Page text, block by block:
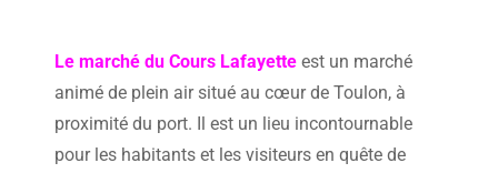
Le marché du Cours Lafayette est un marché
animé de plein air situé au cœur de Toulon, à
proximité du port. Il est un lieu incontournable
pour les habitants et les visiteurs en quête de